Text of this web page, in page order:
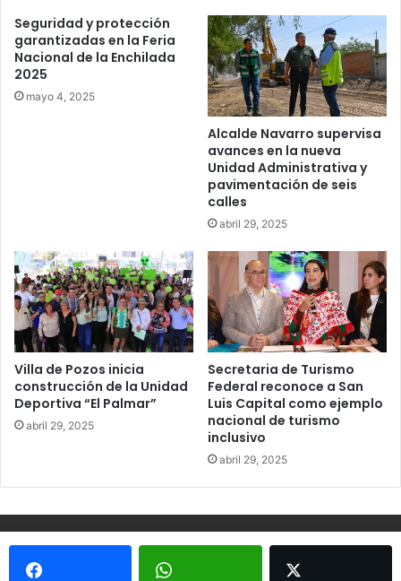
Seguridad y protección
garantizadas en la Feria
Nacional de la Enchilada
2025
mayo 4, 2025
Alcalde Navarro supervisa
avances en la nueva
Unidad Administrativa y
pavimentación de seis
calles
abril 29, 2025
Villa de Pozos inicia
construcción de la Unidad
Deportiva “El Palmar”
abril 29, 2025
Secretaria de Turismo
Federal reconoce a San
Luis Capital como ejemplo
nacional de turismo
inclusivo
abril 29, 2025
© Copyright 2026, Todos los derechos reservados - Metrópoli
San Luis 2013 |